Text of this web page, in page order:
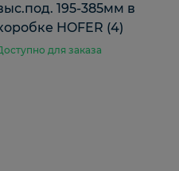
195-385мм в
HOFER (4)
для заказа